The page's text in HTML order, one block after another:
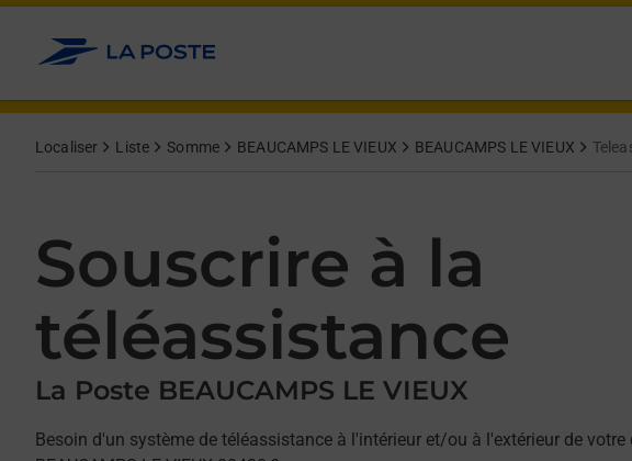
Allez au contenu
Localiser Liste Somme BEAUCAMPS LE VIEUX BEAUCAMPS LE VIEUX
Souscrire à la
téléassistance
La Poste BEAUCAMPS LE VIEUX
Besoin d'un système de téléassistance à l'intérieur et/ou à l'extérieur de votre
Afficher ou masquer la réponse
Afficher ou masquer la réponse
Afficher ou masquer la réponse